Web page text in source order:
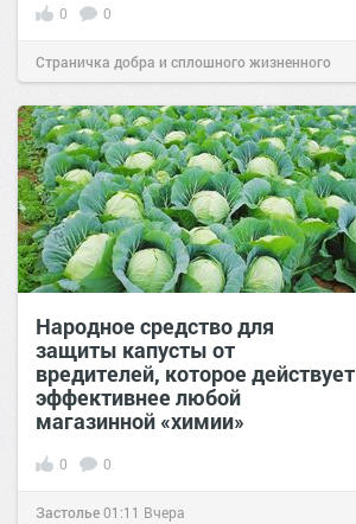
0 0
Страничка добра и сплошного жизненного
позитива!17:38Вчера
Народное средство для
защиты капусты от
вредителей, которое действует
эффективнее любой
магазинной «химии»
0 0
Застолье01:11 Вчера